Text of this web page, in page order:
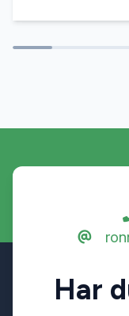
Har